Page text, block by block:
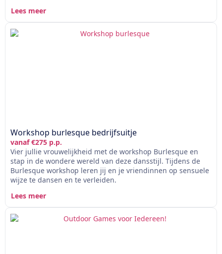
Lees meer
Workshop burlesque bedrijfsuitje
vanaf €275 p.p.
Vier jullie vrouwelijkheid met de workshop Burlesque en
stap in de wondere wereld van deze dansstijl. Tijdens de
Burlesque workshop leren jij en je vriendinnen op sensuele
wijze te dansen en te verleiden.
Lees meer